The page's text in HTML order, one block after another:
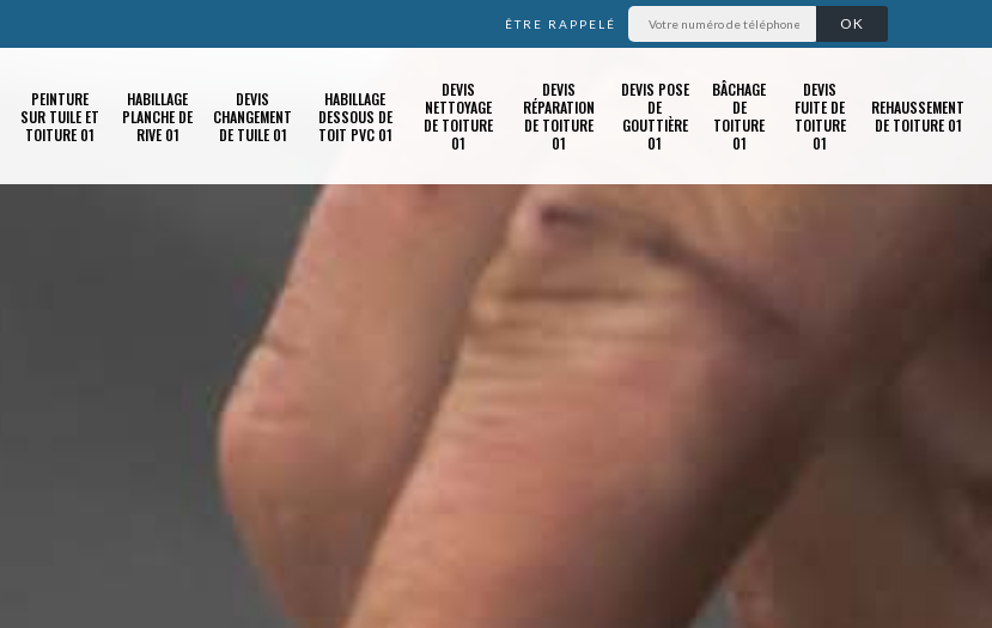
ÊTRE RAPPELÉ
PEINTURE
SUR TUILE ET
TOITURE 01
HABILLAGE
PLANCHE DE
RIVE 01
DEVIS
CHANGEMENT
DE TUILE 01
HABILLAGE
DESSOUS DE
TOIT PVC 01
DEVIS
NETTOYAGE
DE TOITURE
01
DEVIS
RÉPARATION
DE TOITURE
01
DEVIS POSE
DE
GOUTTIÈRE
01
BÂCHAGE
DE
TOITURE
01
DEVIS
FUITE DE
TOITURE
01
REHAUSSEMENT
DE TOITURE 01